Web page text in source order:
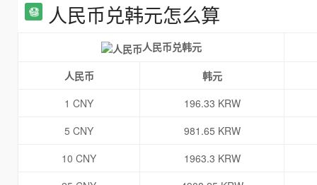
人民币兑韩元怎么算
人民币兑韩元
人民币
韩元
1 CNY
196.33 KRW
5 CNY
981.65 KRW
10 CNY
1963.3 KRW